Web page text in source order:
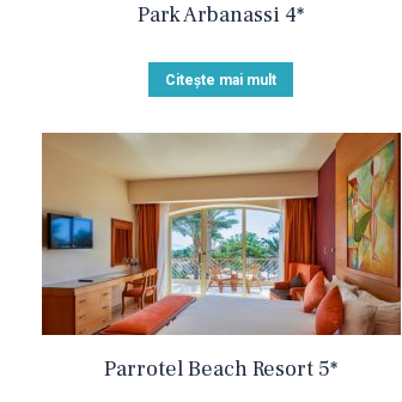
Park Arbanassi 4*
Citește mai mult
Parrotel Beach Resort 5*